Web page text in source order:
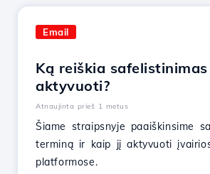
Email
Ką reiškia
aktyvuoti?
Atnaujinta prieš 1 metus
Šiame straipsnyje paaiškinsime
terminą ir kaip jį aktyvuoti
platformose.